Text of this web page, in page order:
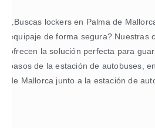
¿Buscas lockers en Palma de
equipaje de forma segura? Nuestras
ofrecen la solución perfecta para
pasos de la estación de autobuses,
de Mallorca junto a la estación de